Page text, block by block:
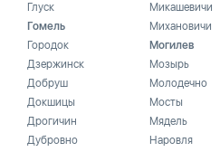
Глуск
Гомель
Городок
Дзержинск
Добруш
Докшицы
Дрогичин
Дубровно
Микашевичи
Михановичи
Могилев
Мозырь
Молодечно
Мосты
Мядель
Наровля